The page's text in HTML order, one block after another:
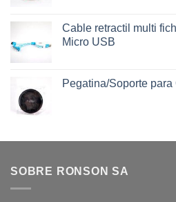
Cable retractil multi
Micro USB
Pegatina/Soporte
SOBRE RONSON SA